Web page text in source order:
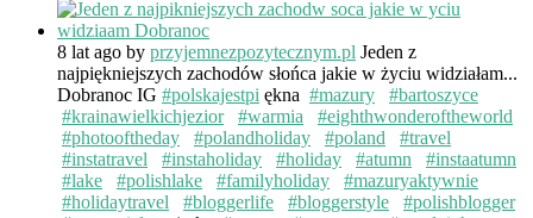
8 lat ago by przyjemnezpozytecznym.pl Jeden z
najpiękniejszych zachodów słońca jakie w życiu widziałam...
Dobranoc IG #polskajestpi ękna #mazury
#bartoszyce
#krainawielkichjezior
#warmia
#eighthwonderoftheworld
#photooftheday
#polandholiday #poland
#travel
#instatravel
#instaholiday #holiday #atumn
#instaatumn
#lake
#polishlake #familyholiday
#mazuryaktywnie
#holidaytravel
#bloggerlife #bloggerstyle
#polishblogger